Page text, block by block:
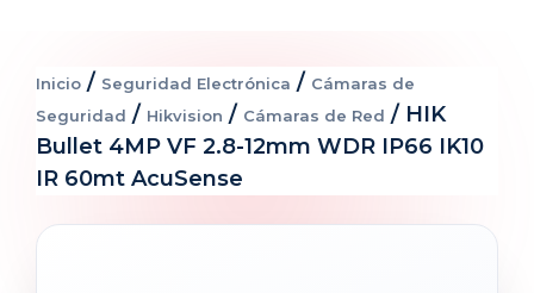
Inicio / Seguridad Electrónica / Cámaras de
Seguridad / Hikvision / Cámaras de Red / HIK
Bullet 4MP VF 2.8-12mm WDR IP66 IK10
IR 60mt AcuSense